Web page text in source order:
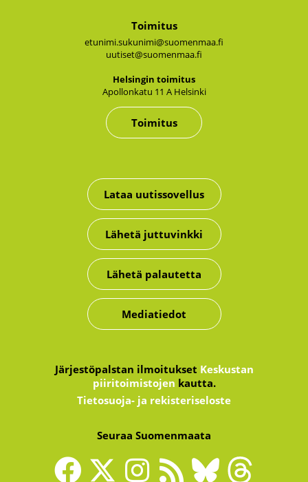
Toimitus
etunimi.sukunimi@suomenmaa.fi
uutiset@suomenmaa.fi
Hel­sin­gin toi­mi­tus
Apol­lon­ka­tu 11 A Hel­sin­ki
Toimitus
Lataa uutissovellus
Lähetä juttuvinkki
Lähetä palautetta
Mediatiedot
Järjestöpalstan ilmoitukset Keskustan
piiritoimistojen kautta.
Tietosuoja- ja rekisteriseloste
Seuraa Suomenmaata